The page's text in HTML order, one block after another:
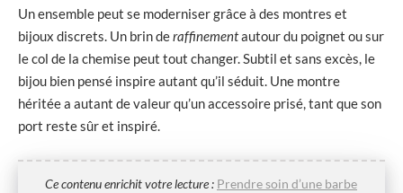
Un ensemble peut se moderniser grâce à des montres et
bijoux discrets. Un brin deraffinementautour du poignet ou sur
le col de la chemise peut tout changer. Subtil et sans excès, le
bijou bien pensé inspire autant qu’il séduit. Une montre
héritée a autant de valeur qu’un accessoire prisé, tant que son
port reste sûr et inspiré.
Ce contenu enrichit votre lecture : Prendre soin d’une barbe